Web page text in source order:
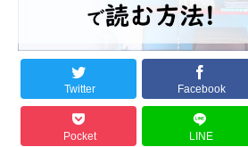
Twitter Facebook
Pocket LINE